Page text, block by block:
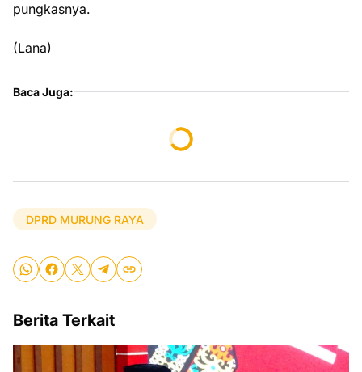
pungkasnya.
(Lana)
Baca Juga:
DPRD MURUNG RAYA
Berita Terkait